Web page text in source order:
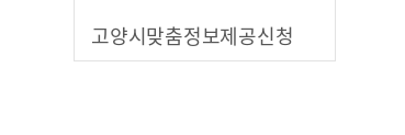
고양시맞춤정보제공신청